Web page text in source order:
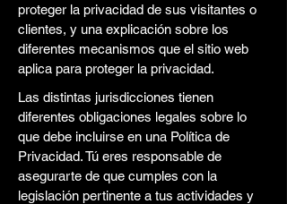
proteger la privacidad de sus visitantes o
clientes, y una explicación sobre los
diferentes mecanismos que el sitio web
aplica para proteger la privacidad.
Las distintas jurisdicciones tienen
diferentes obligaciones legales sobre lo
que debe incluirse en una Política de
Privacidad. Tú eres responsable de
asegurarte de que cumples con la
legislación pertinente a tus actividades y